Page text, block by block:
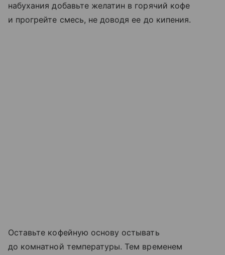
набухания добавьте желатин в горячий кофе
и прогрейте смесь, не доводя ее до кипения.
Оставьте кофейную основу остывать
до комнатной температуры. Тем временем